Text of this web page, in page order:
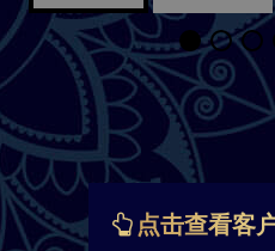
点击查看客